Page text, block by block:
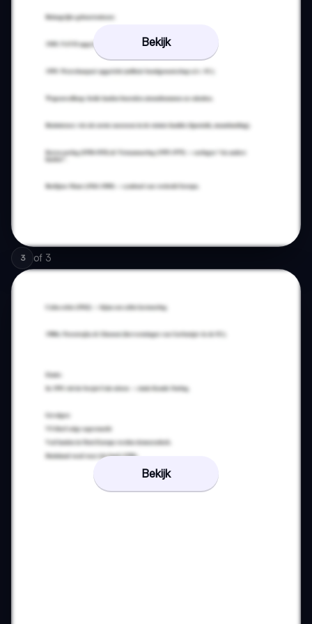
Bekijk
3 of 3
Bekijk